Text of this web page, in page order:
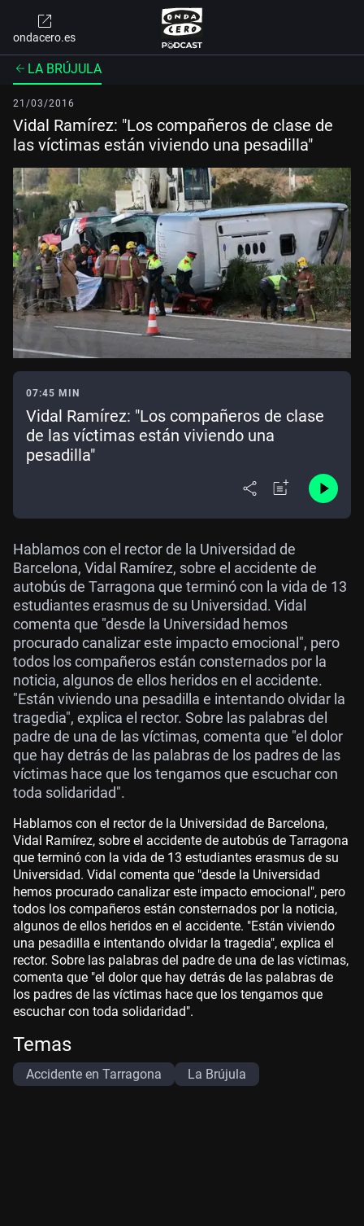
ondacero.es
LA BRÚJULA
21/03/2016
Vidal Ramírez: "Los compañeros de clase de
las víctimas están viviendo una pesadilla"
07:45 MIN
Vidal Ramírez: "Los compañeros de clase
de las víctimas están viviendo una
pesadilla"
Hablamos con el rector de la Universidad de
Barcelona, Vidal Ramírez, sobre el accidente de
autobús de Tarragona que terminó con la vida de 13
estudiantes erasmus de su Universidad. Vidal
comenta que "desde la Universidad hemos
procurado canalizar este impacto emocional", pero
todos los compañeros están consternados por la
noticia, algunos de ellos heridos en el accidente.
"Están viviendo una pesadilla e intentando olvidar la
tragedia", explica el rector. Sobre las palabras del
padre de una de las víctimas, comenta que "el dolor
que hay detrás de las palabras de los padres de las
víctimas hace que los tengamos que escuchar con
toda solidaridad".
Hablamos con el rector de la Universidad de Barcelona,
Vidal Ramírez, sobre el accidente de autobús de Tarragona
que terminó con la vida de 13 estudiantes erasmus de su
Universidad. Vidal comenta que "desde la Universidad
hemos procurado canalizar este impacto emocional", pero
todos los compañeros están consternados por la noticia,
algunos de ellos heridos en el accidente. "Están viviendo
una pesadilla e intentando olvidar la tragedia", explica el
rector. Sobre las palabras del padre de una de las víctimas,
comenta que "el dolor que hay detrás de las palabras de
los padres de las víctimas hace que los tengamos que
escuchar con toda solidaridad".
Temas
Accidente en Tarragona La Brújula